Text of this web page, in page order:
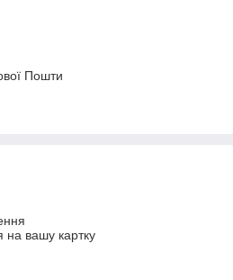
Пошти
на вашу картку